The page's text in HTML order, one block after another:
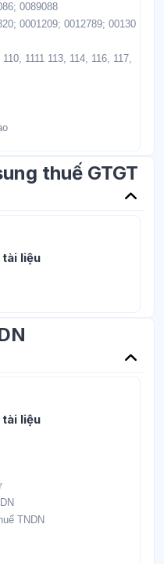
0089088
0001209; 0012789; 00130
1111 113, 114, 116, 117,
thuế GTGT
tài liệuHọc liệu
tài liệuHọc liệu
TNDN